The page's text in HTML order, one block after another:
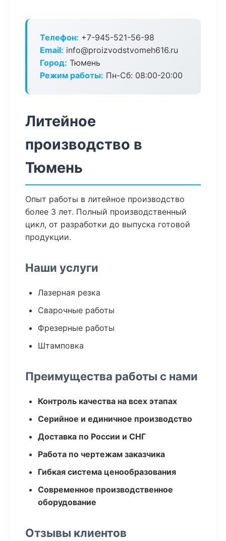
Телефон: +7-945-521-56-98
Email: info@proizvodstvomeh616.ru
Город: Тюмень
Режим работы: Пн-Сб: 08:00-20:00
Литейное
производство в
Тюмень
Опыт работы в литейное производство
более 3 лет. Полный производственный
цикл, от разработки до выпуска готовой
продукции.
Наши услуги
Лазерная резка
Сварочные работы
Фрезерные работы
Штамповка
Преимущества работы с нами
Контроль качества на всех этапах
Серийное и единичное производство
Доставка по России и СНГ
Работа по чертежам заказчика
Гибкая система ценообразования
Современное производственное
оборудование
Отзывы клиентов